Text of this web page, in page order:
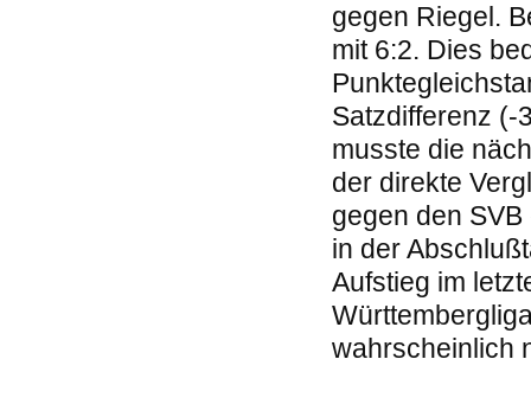
gegen Riegel.
mit 6:2. Dies
Satzdifferenz (-
musste die
der direkte
gegen den
in der
Aufstieg im
wahrscheinlich